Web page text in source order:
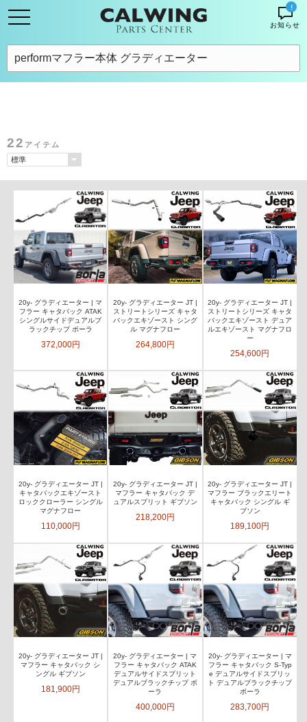
!
お知らせ
22 アイテム
20y- グラディエーター | マ
フラー キャタバック ATAK
シングルサイドデュアルブ
ラックチップ ボーラ
372,000円
20y- グラディエーター JT |
ストリートシリーズ キャタ
バックエキゾースト シング
ル マグナフロー
264,800円
20y- グラディエーター JT |
ストリートシリーズ キャタ
バックエキゾースト デュア
ルエキゾースト マグナフロ
ー
254,600円
20y- グラディエーター JT |
キャタバックエキゾースト
ロッククローラー シングル
マグナフロー
110,000円
20y- グラディエーター JT |
マフラー キャタバック デ
ュアルスプリット ギブソン
218,200円
20y- グラディエーター JT |
マフラー ブラックエリート
キャタバック シングル ギ
ブソン
189,100円
20y- グラディエーター JT |
マフラー キャタバック シ
ングル ギブソン
181,900円
20y- グラディエーター | マ
フラー キャタバック ATAK
デュアルサイドスプリット
デュアルブラックチップ ボ
ーラ
400,000円
20y- グラディエーター | マ
フラー キャタバック S-Typ
e デュアルサイドスプリッ
ト デュアルブラックチップ
ボーラ
283,700円